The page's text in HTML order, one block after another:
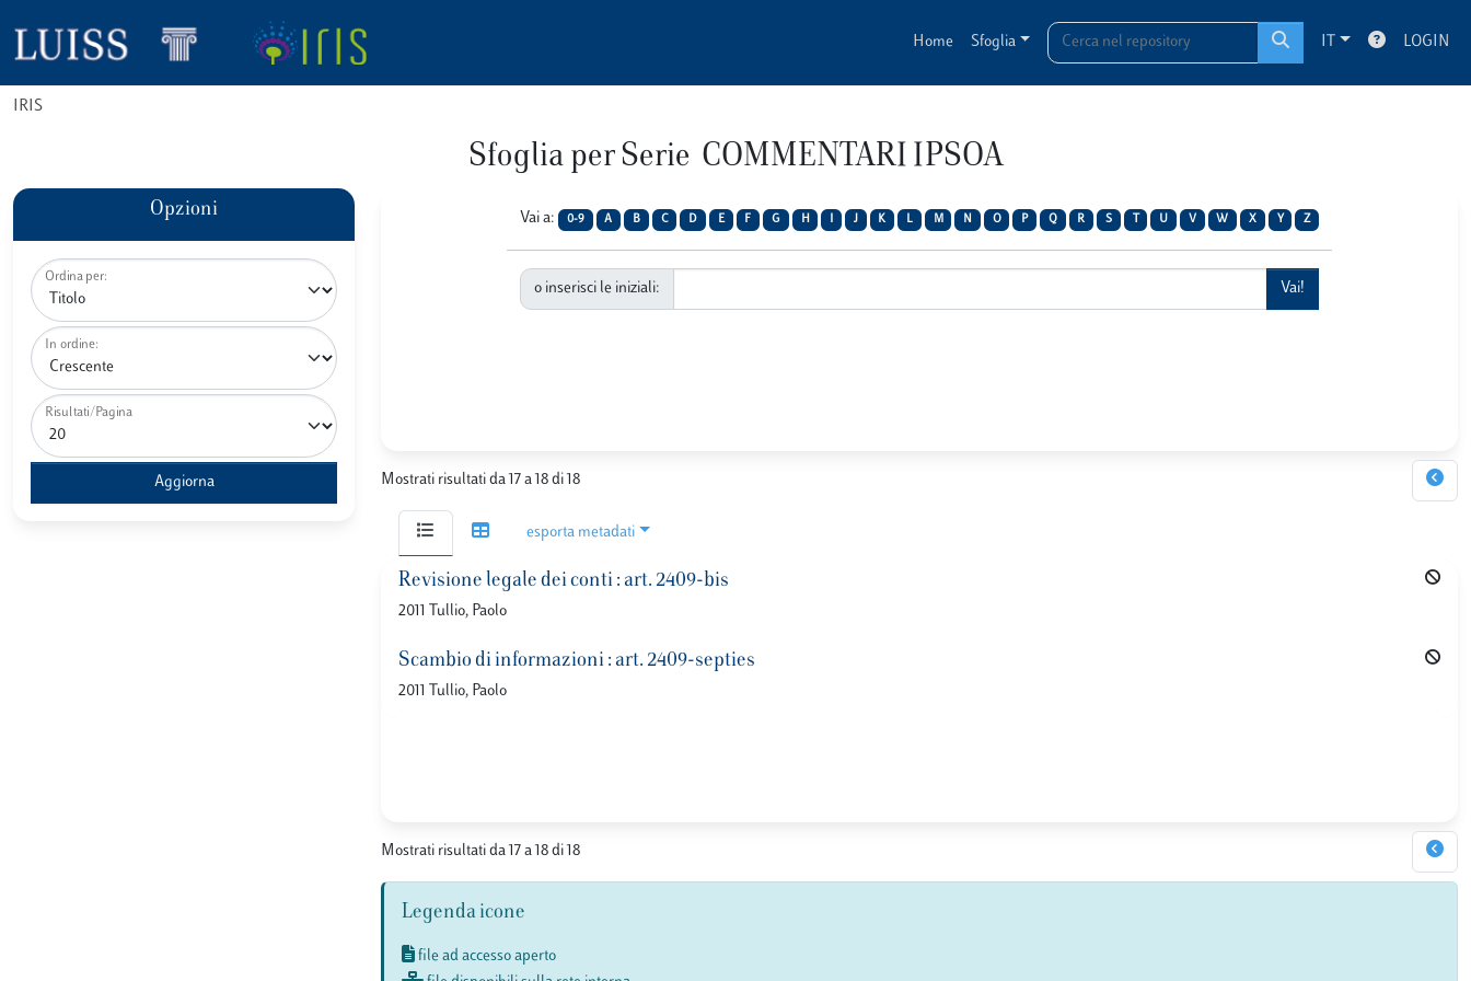
Home Sfoglia IT LOGIN
IRIS
Sfoglia per Serie COMMENTARI IPSOA
Opzioni
Ordina per:
In ordine:
Risultati/Pagina
Vai a: 0-9 A B C D E F G H J K L M N O P Q R S U V W X Y Z
o inserisci le iniziali:
Mostrati risultati da 17 a 18 di 18
esporta metadati
Revisione legale dei conti : art. 2409-bis
2011 Tullio, Paolo
Scambio di informazioni : art. 2409-septies
2011 Tullio, Paolo
Mostrati risultati da 17 a 18 di 18
Legenda icone
file ad accesso aperto